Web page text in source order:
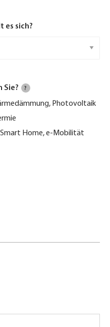
es sich?
Sie? ?
Photovoltaik
Home, e-Mobilität